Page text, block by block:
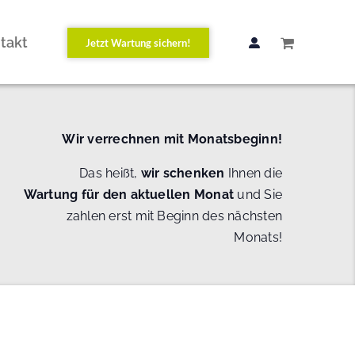
Jetzt Wartung sichern!
Wir verrechnen mit Monatsbeginn!
Das heißt, wir schenken Ihnen die
Wartung für den aktuellen Monat und Sie
zahlen erst mit Beginn des nächsten
Monats!